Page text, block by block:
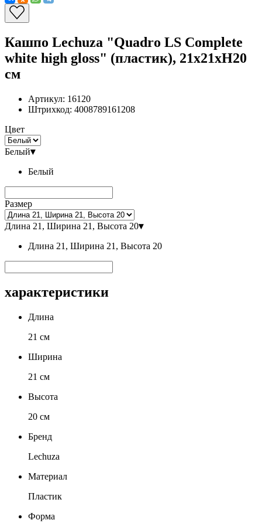
Кашпо Lechuza "Quadro LS Complete
white high gloss" (пластик), 21x21xH20
см
Артикул: 16120
Штрихкод: 4008789161208
Цвет
Белый▾
Белый
Размер
Длина 21, Ширина 21, Высота 20▾
Длина 21, Ширина 21, Высота 20
характеристики
Длина
21 см
Ширина
21 см
Высота
20 см
Бренд
Lechuza
Материал
Пластик
Форма